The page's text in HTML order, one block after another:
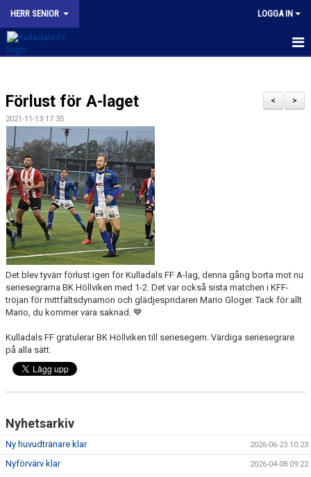
HERR SENIOR LOGGA IN
NYHETER
KALENDER
TRUPPEN
BILDGALLERI
KONTAKT
MATCHER
KFF HERR A INSTAGRAM
>
<
Förlust för A-laget
2021-11-13 17:35
Det blev tyvärr förlust igen för Kulladals FF A-lag, denna gång borta mot nu
seriesegrarna BK Höllviken med 1-2. Det var också sista matchen i KFF-
tröjan för mittfältsdynamon och glädjespridaren Mario Gloger. Tack för allt
Mario, du kommer vara saknad. 💙
Kulladals FF gratulerar BK Höllviken till seriesegern. Värdiga seriesegrare
på alla sätt.
Nyhetsarkiv
Ny huvudtränare klar 2026-06-23 10:23
Nyförvärv klar 2026-04-08 09:22